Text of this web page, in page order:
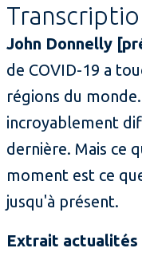
John Donnelly
de COVID-19 a
régions du
incroyablement
dernière. Mais ce
moment est ce
jusqu'à présent.
Extrait actualités